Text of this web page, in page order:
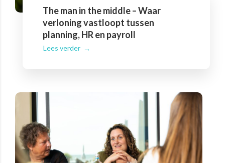
The man in the middle – Waar
verloning vastloopt tussen
planning, HR en payroll
Lees verder